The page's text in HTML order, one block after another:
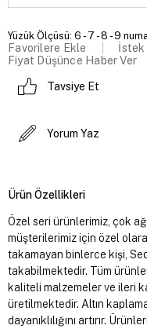
Yüzük Ölçüsü: 6 - 7 - 8 - 9
Favorilere Ekle
İstek
Fiyat Düşünce Haber Ver
Tavsiye Et
Yorum Yaz
Ürün Özellikleri
Özel seri ürünlerimiz, çok
müşterilerimiz için özel
takamayan binlerce kişi,
takabilmektedir. Tüm
kaliteli malzemeler ve ileri
üretilmektedir. Altın
dayanıklılığını artırır.